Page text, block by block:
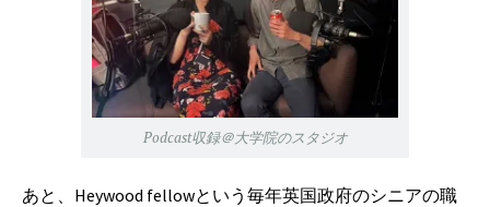
Podcast収録＠大学院のスタジオ
あと、Heywood fellowという毎年英国政府のシニアの職